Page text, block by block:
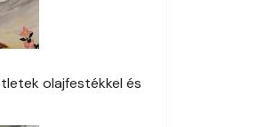
olajfestékkel és